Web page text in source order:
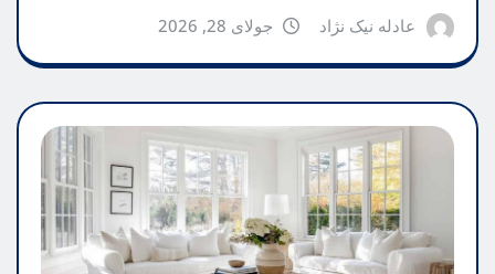
عادله نیک نژاد جولای 28, 2026